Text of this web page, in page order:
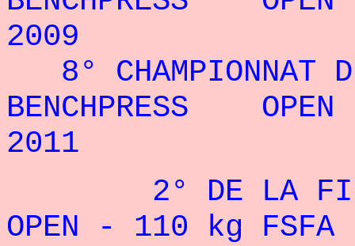
2009
8° CHAMPIONNAT
BENCHPRESS
2011
2° DE LA FINALE
OPEN - 110 kg